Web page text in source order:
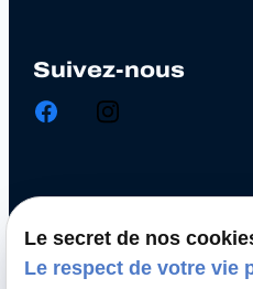
Suivez-nous
Optimisation automobile
Diagnostic électronique
Le secret de nos
Le respect de votre vie